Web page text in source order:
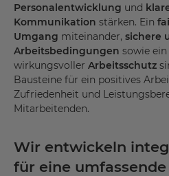
Personalentwicklung und
Kommunikation stärken. Ein
Umgang miteinander, sichere
Arbeitsbedingungen sowie ein
wirkungsvoller Arbeitsschutz
Bausteine für ein positives
Zufriedenheit und
Mitarbeitenden.
Wir entwickeln
für eine